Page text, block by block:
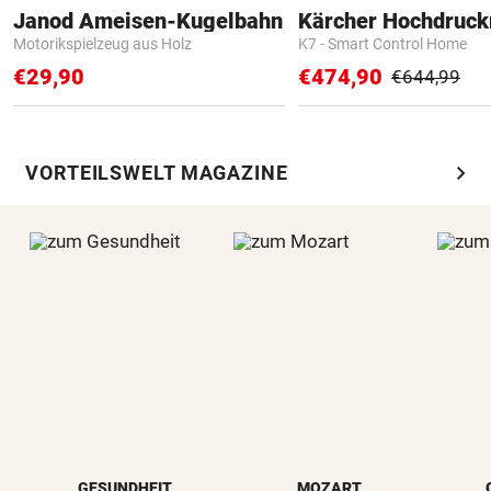
Janod Ameisen-Kugelbahn
Motorikspielzeug aus Holz
€29,90
Kärcher
K7 - Smart Control Home
€474,90 €644,99
VORTEILSWELT MAGAZINE chevron_right